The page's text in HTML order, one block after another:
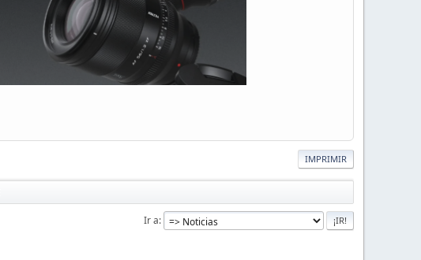
IMPRIMIR
Ir a